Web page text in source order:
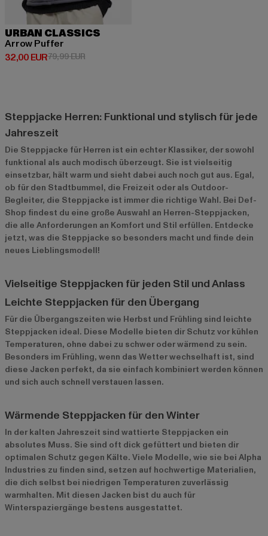
URBAN CLASSICS
Arrow Puffer
32,00 EUR
Derzeitiger Preis: 32,00 EUR
79,99 EURAktionspreis: 79,99 EUR
Steppjacke Herren: Funktional und stylisch für jede
Jahreszeit
Die Steppjacke für Herren ist ein echter Klassiker, der sowohl
funktional als auch modisch überzeugt. Sie ist vielseitig
einsetzbar, hält warm und sieht dabei auch noch gut aus. Egal,
ob für den Stadtbummel, die Freizeit oder als Outdoor-
Begleiter, die Steppjacke ist immer die richtige Wahl. Bei Def-
Shop findest du eine große Auswahl an Herren-Steppjacken,
die alle Anforderungen an Komfort und Stil erfüllen. Entdecke
jetzt, was die Steppjacke so besonders macht und finde dein
neues Lieblingsmodell!
Vielseitige Steppjacken für jeden Stil und Anlass
Leichte Steppjacken für den Übergang
Für die Übergangszeiten wie Herbst und Frühling sind leichte
Steppjacken ideal. Diese Modelle bieten dir Schutz vor kühlen
Temperaturen, ohne dabei zu schwer oder wärmend zu sein.
Besonders im Frühling, wenn das Wetter wechselhaft ist, sind
diese Jacken perfekt, da sie einfach kombiniert werden können
und sich auch schnell verstauen lassen.
Wärmende Steppjacken für den Winter
In der kalten Jahreszeit sind wattierte Steppjacken ein
absolutes Muss. Sie sind oft dick gefüttert und bieten dir
optimalen Schutz gegen Kälte. Viele Modelle, wie sie bei Alpha
Industries zu finden sind, setzen auf hochwertige Materialien,
die dich selbst bei niedrigen Temperaturen zuverlässig
warmhalten. Mit diesen Jacken bist du auch für
Winterspaziergänge bestens ausgestattet.